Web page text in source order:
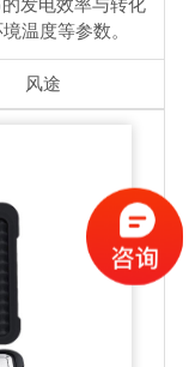
发电效率与转化
温度等参数。
风途